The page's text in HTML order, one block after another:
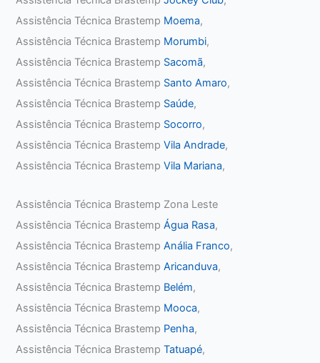
Assistência Técnica Brastemp Moema,
Assistência Técnica Brastemp Morumbi,
Assistência Técnica Brastemp Sacomã,
Assistência Técnica Brastemp Santo Amaro,
Assistência Técnica Brastemp Saúde,
Assistência Técnica Brastemp Socorro,
Assistência Técnica BrastempVila Andrade,
Assistência Técnica BrastempVila Mariana,
Assistência Técnica Brastemp Zona Leste
Assistência Técnica BrastempÁgua Rasa,
Assistência Técnica BrastempAnália Franco,
Assistência Técnica BrastempAricanduva,
Assistência Técnica Brastemp Belém,
Assistência Técnica Brastemp Mooca,
Assistência Técnica Brastemp Penha,
Assistência Técnica BrastempTatuapé,